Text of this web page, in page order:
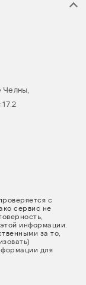
Челны,
с
сервис не
информации.
за то,
для